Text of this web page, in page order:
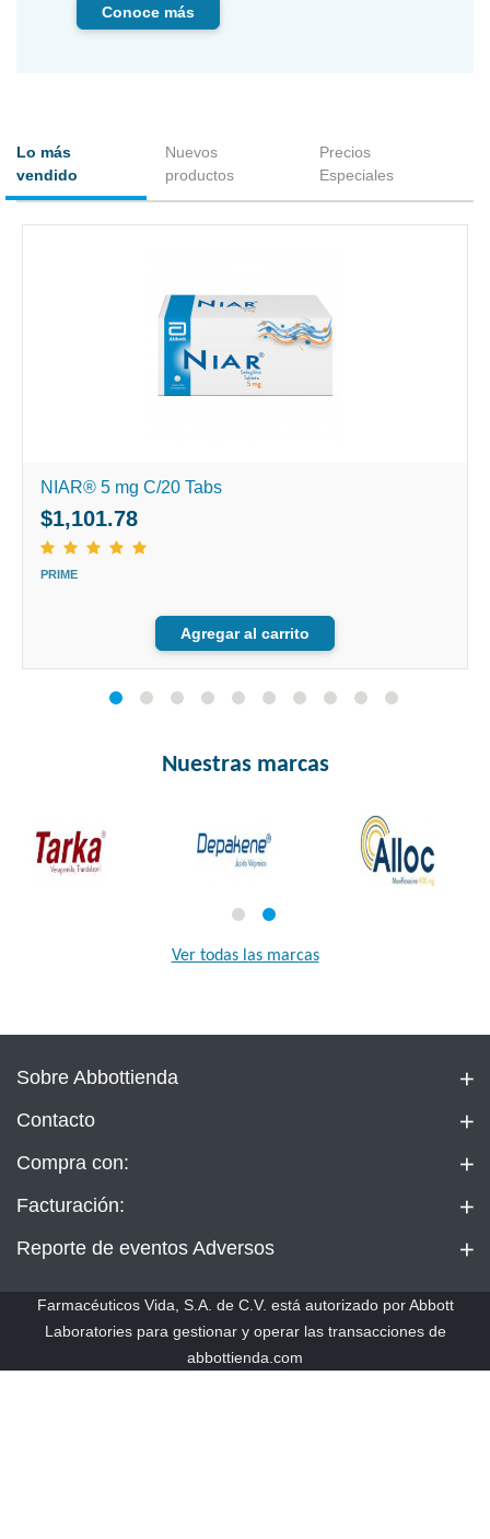
Conoce más
Lo más
vendido
Nuevos
productos
Precios
Especiales
NIAR® 5 mg C/20 Tabs
$1,101.78
PRIME
Agregar al carrito
Nuestras marcas
Ver todas las marcas
Sobre Abbottienda
Contacto
Compra con:
Facturación:
Reporte de eventos Adversos
Farmacéuticos Vida, S.A. de C.V. está autorizado por Abbott
Laboratories para gestionar y operar las transacciones de
abbottienda.com